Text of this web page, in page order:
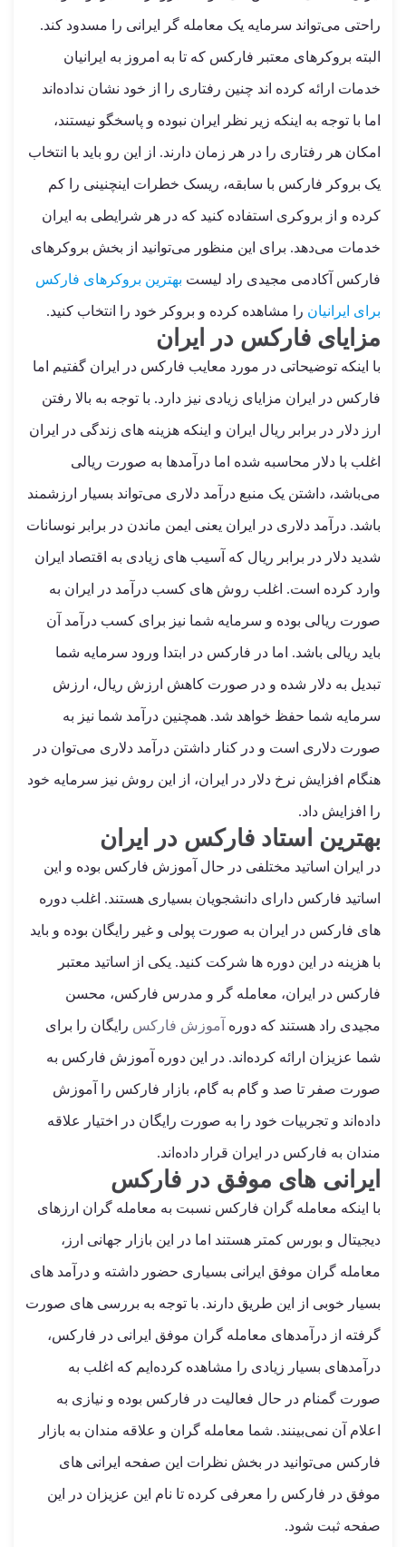
راحتی می‌تواند سرمایه یک معامله گر ایرانی را مسدود کند.
البته بروکرهای معتبر فارکس که تا به امروز به ایرانیان
خدمات ارائه کرده اند چنین رفتاری را از خود نشان نداده‌اند
اما با توجه به اینکه زیر نظر ایران نبوده و پاسخگو نیستند،
امکان هر رفتاری را در هر زمان دارند. از این رو باید با انتخاب
یک بروکر فارکس با سابقه، ریسک خطرات اینچنینی را کم
کرده و از بروکری استفاده کنید که در هر شرایطی به ایران
خدمات می‌دهد. برای این منظور می‌توانید از بخش بروکرهای
فارکس آکادمی مجیدی راد لیست بهترین بروکرهای فارکس
برای ایرانیان را مشاهده کرده و بروکر خود را انتخاب کنید.
مزایای فارکس در ایران
با اینکه توضیحاتی در مورد معایب فارکس در ایران گفتیم اما
فارکس در ایران مزایای زیادی نیز دارد. با توجه به بالا رفتن
ارز دلار در برابر ریال ایران و اینکه هزینه های زندگی در ایران
اغلب با دلار محاسبه شده اما درآمدها به صورت ریالی
می‌باشد، داشتن یک منبع درآمد دلاری می‌تواند بسیار ارزشمند
باشد. درآمد دلاری در ایران یعنی ایمن ماندن در برابر نوسانات
شدید دلار در برابر ریال که آسیب های زیادی به اقتصاد ایران
وارد کرده است. اغلب روش های کسب درآمد در ایران به
صورت ریالی بوده و سرمایه شما نیز برای کسب درآمد آن
باید ریالی باشد. اما در فارکس در ابتدا ورود سرمایه شما
تبدیل به دلار شده و در صورت کاهش ارزش ریال، ارزش
سرمایه شما حفظ خواهد شد. همچنین درآمد شما نیز به
صورت دلاری است و در کنار داشتن درآمد دلاری می‌توان در
هنگام افزایش نرخ دلار در ایران، از این روش نیز سرمایه خود
را افزایش داد.
بهترین استاد فارکس در ایران
در ایران اساتید مختلفی در حال آموزش فارکس بوده و این
اساتید فارکس دارای دانشجویان بسیاری هستند. اغلب دوره
های فارکس در ایران به صورت پولی و غیر رایگان بوده و باید
با هزینه در این دوره ها شرکت کنید. یکی از اساتید معتبر
فارکس در ایران، معامله گر و مدرس فارکس، محسن
مجیدی راد هستند که دوره آموزش فارکس رایگان را برای
شما عزیزان ارائه کرده‌اند. در این دوره آموزش فارکس به
صورت صفر تا صد و گام به گام، بازار فارکس را آموزش
داده‌اند و تجربیات خود را به صورت رایگان در اختیار علاقه
مندان به فارکس در ایران قرار داده‌اند.
ایرانی های موفق در فارکس
با اینکه معامله گران فارکس نسبت به معامله گران ارزهای
دیجیتال و بورس کمتر هستند اما در این بازار جهانی ارز،
معامله گران موفق ایرانی بسیاری حضور داشته و درآمد های
بسیار خوبی از این طریق دارند. با توجه به بررسی های صورت
گرفته از درآمدهای معامله گران موفق ایرانی در فارکس،
درآمدهای بسیار زیادی را مشاهده کرده‌ایم که اغلب به
صورت گمنام در حال فعالیت در فارکس بوده و نیازی به
اعلام آن نمی‌بینند. شما معامله گران و علاقه مندان به بازار
فارکس می‌توانید در بخش نظرات این صفحه ایرانی های
موفق در فارکس را معرفی کرده تا نام این عزیزان در این
صفحه ثبت شود.